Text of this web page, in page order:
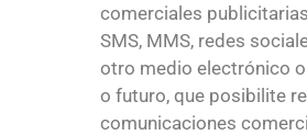
comerciales
SMS, MMS, redes
otro medio electrónico
o futuro, que posibilite
comunicaciones